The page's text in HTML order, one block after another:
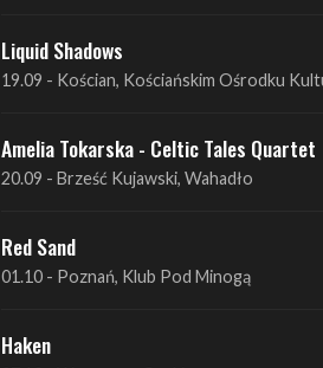
Amelia Tokarska - Celtic Tales Quartet
20.09 - Brześć Kujawski, Wahadło
Red Sand
01.10 - Poznań, Klub Pod Minogą
Haken
07.10 - Warszawa, Oczki
Heretoir + Unreqvited + Nidare